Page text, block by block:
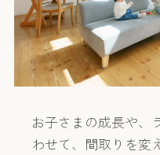
お子さまの成長や、
わせて、間取りを変